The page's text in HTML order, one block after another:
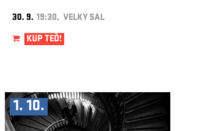
30. 9. 19:30, VELKÝ SÁL
KUP TEĎ!
1. 10.